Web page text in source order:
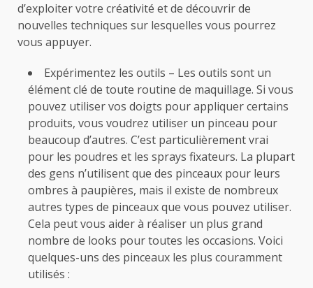
d’exploiter votre créativité et de découvrir de
nouvelles techniques sur lesquelles vous pourrez
vous appuyer.
Expérimentez les outils – Les outils sont un
élément clé de toute routine de maquillage. Si vous
pouvez utiliser vos doigts pour appliquer certains
produits, vous voudrez utiliser un pinceau pour
beaucoup d’autres. C’est particulièrement vrai
pour les poudres et les sprays fixateurs. La plupart
des gens n’utilisent que des pinceaux pour leurs
ombres à paupières, mais il existe de nombreux
autres types de pinceaux que vous pouvez utiliser.
Cela peut vous aider à réaliser un plus grand
nombre de looks pour toutes les occasions. Voici
quelques-uns des pinceaux les plus couramment
utilisés :